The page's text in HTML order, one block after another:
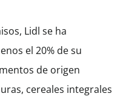
Lidl se ha
el 20% de su
de origen
cereales integrales